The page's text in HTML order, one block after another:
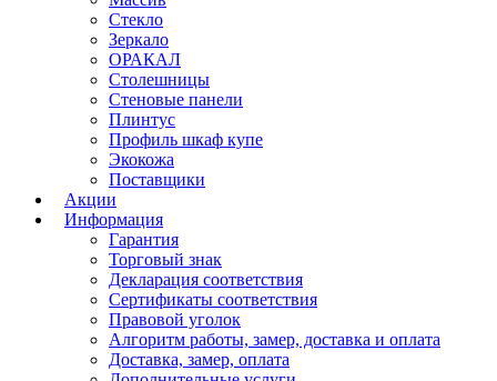
Стекло
Зеркало
ОРАКАЛ
Столешницы
Стеновые панели
Плинтус
Профиль шкаф купе
Экокожа
Поставщики
Акции
Информация
Гарантия
Торговый знак
Декларация соответствия
Сертификаты соответствия
Правовой уголок
Алгоритм работы, замер, доставка и оплата
Доставка, замер, оплата